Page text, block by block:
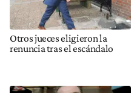
Otros jueces eligieron la
renuncia tras el escándalo